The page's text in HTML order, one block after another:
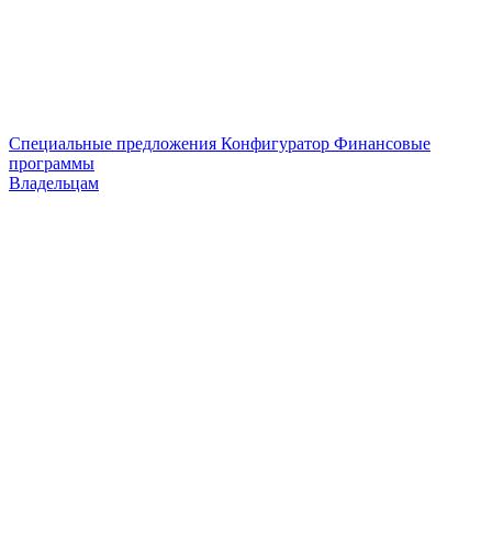
Специальные предложения Конфигуратор Финансовые
программы
Владельцам